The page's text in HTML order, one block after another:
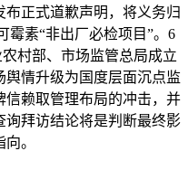
布正式道歉声明，将义务归
霉素“非出厂必检项目”。6
村部、市场监管总局成立
舆情升级为国度层面沉点监
信赖取管理布局的冲击，并
拜访结论将是判断最终影
。